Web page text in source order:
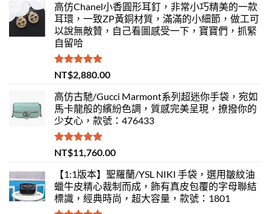
高仿Chanel小香圓形耳釘，非常小巧精美的一款
耳環，一致ZP黃銅材質，滿滿的小細節，做工可
以說無敵贊，自己看圖感受一下，寶寶們，抓緊
自留哈
評分 5.00
滿分 5
NT$2,880.00
高仿古馳/Gucci Marmont系列超迷你手袋，宛如
馬卡龍般的繽紛色調，質感完美呈現，撩撥你的
少女心，款號：476433
評分5.00
滿分 5
NT$11,760.00
【1:1版本】聖羅蘭/YSL NIKI 手袋，選用皺紋油
蠟牛皮精心裁制而成，飾有真皮包覆的字母聯結
標識，經典時尚，超大容量，款號：1801